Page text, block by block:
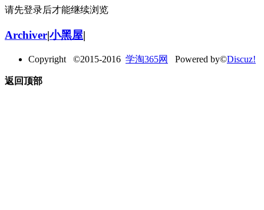
请先登录后才能继续浏览
Archiver|小黑屋|
Copyright ©2015-2016 学淘365网 Powered by©Discuz!
返回顶部